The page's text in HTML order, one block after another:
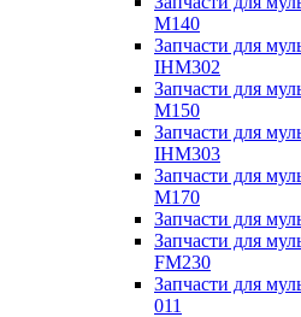
M140
Запчасти для
IHM302
Запчасти для
M150
Запчасти для
IHM303
Запчасти для
M170
Запчасти для
Запчасти для
FM230
Запчасти для
011